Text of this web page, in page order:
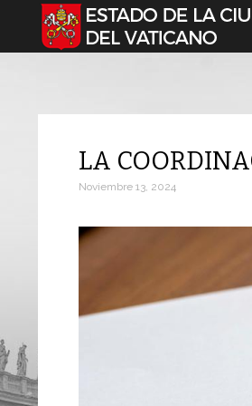
Seleccione su idioma
LA
Noviembre 13, 2024